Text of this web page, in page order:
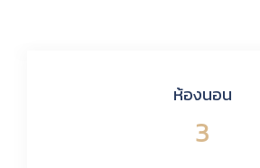
ห้องนอน
3